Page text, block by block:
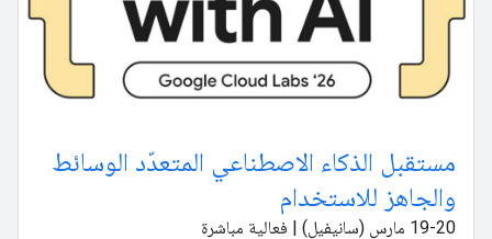
مستقبل الذكاء الاصطناعي المتعدّد الوسائط
والجاهز للاستخدام
‫19-20 مارس (سانيفيل) | فعالية مباشرة